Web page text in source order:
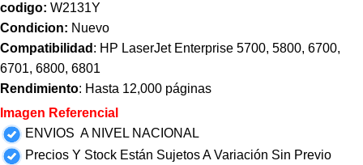
codigo: W2131Y
Condicion: Nuevo
Compatibilidad : HP LaserJet Enterprise 5700, 5800, 6700,
6701, 6800, 6801
Rendimiento: Hasta 12,000 páginas
Imagen Referencial
ENVIOS A NIVEL NACIONAL
Precios Y Stock Están Sujetos A Variación Sin Previo